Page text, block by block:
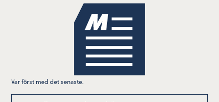
Var först med det senaste.